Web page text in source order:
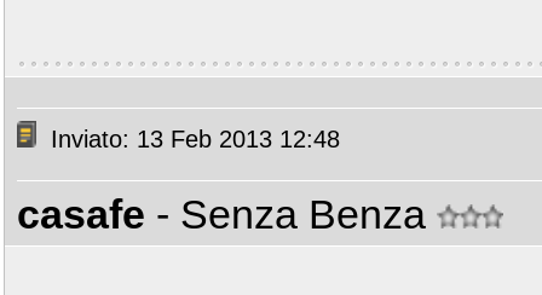
Inviato: 13 Feb 2013 12:48
casafe - Senza Benza